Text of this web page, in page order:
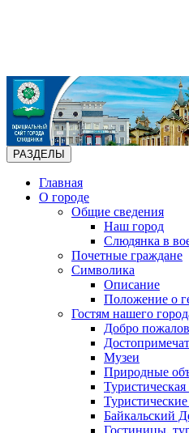
РАЗДЕЛЫ
Главная
О городе
Общие сведения
Наш город
Слюдянка в
Почетные граждане
Символика
Описание
Положение о
Гостям нашего
Добро
Музеи
Природные
Туристическая
Байкальский